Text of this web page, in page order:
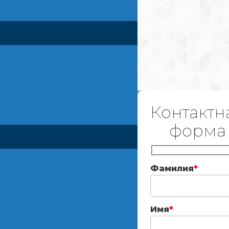
форма
Фамилия*
Имя*